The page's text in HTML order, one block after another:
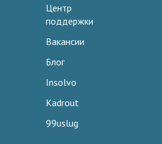
Центр
поддержки
Вакансии
Блог
Insolvo
Kadrout
99uslug